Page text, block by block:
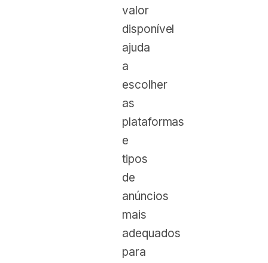
valor
disponível
ajuda
a
escolher
as
plataformas
e
tipos
de
anúncios
mais
adequados
para